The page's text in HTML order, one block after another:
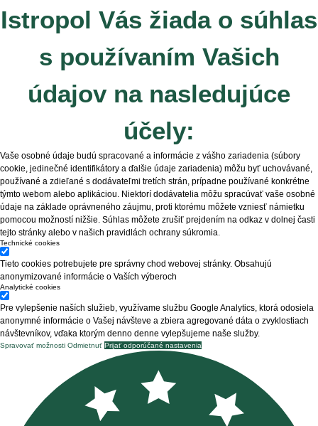
Istropol Vás žiada o súhlas
s používaním Vašich
údajov na nasledujúce
účely:
Vaše osobné údaje budú spracované a informácie z vášho zariadenia (súbory
cookie, jedinečné identifikátory a ďalšie údaje zariadenia) môžu byť uchovávané,
používané a zdieľané s dodávateľmi tretích strán, prípadne používané konkrétne
týmto webom alebo aplikáciou. Niektorí dodávatelia môžu spracúvať vaše osobné
údaje na základe oprávneného záujmu, proti ktorému môžete vzniesť námietku
pomocou možností nižšie. Súhlas môžete zrušiť prejdením na odkaz v dolnej časti
tejto stránky alebo v našich pravidlách ochrany súkromia.
Technické cookies
Tieto cookies potrebujete pre správny chod webovej stránky. Obsahujú
anonymizované informácie o Vaších výberoch
Analytické cookies
Pre vylepšenie naších služieb, využívame službu Google Analytics, ktorá odosiela
anonymné informácie o Vašej návšteve a zbiera agregované dáta o zvyklostiach
návštevníkov, vďaka ktorým denno denne vylepšujeme naše služby.
Spravovať možnosti Odmietnuť Prijať odporúčané nastavenia